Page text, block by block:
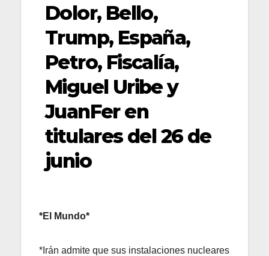
Dolor, Bello,
Trump, España,
Petro, Fiscalía,
Miguel Uribe y
JuanFer en
titulares del 26 de
junio
*El Mundo*
*Irán admite que sus instalaciones nucleares